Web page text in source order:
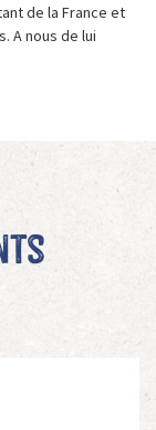
de la France et
A nous de lui